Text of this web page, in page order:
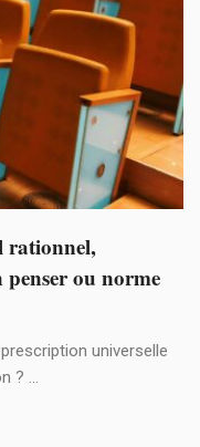
rationnel,
ou norme
universelle
? ...